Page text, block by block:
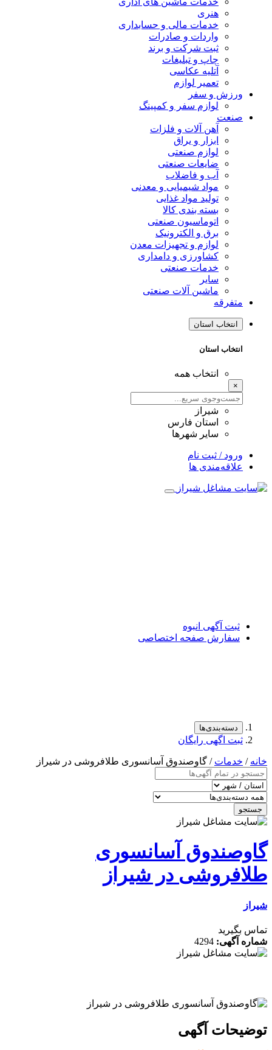
هنری
خدمات مالی و حسابداری
واردات و صادرات
ثبت شرکت و برند
چاپ و تبلیغات
آتلیه عکاسی
تعمیر لوازم
ورزش و سفر
لوازم سفر و کمپینگ
صنعت
آهن آلات و فلزات
ابزار و یراق
لوازم صنعتی
ضایعات صنعتی
آب و فاضلاب
مواد شیمیایی و معدنی
تولید مواد غذایی
بسته بندی کالا
اتوماسیون صنعتی
برق و الکترونیک
لوازم و تجهیزات معدن
کشاورزی و دامداری
خدمات صنعتی
سایر
ماشین آلات صنعتی
متفرقه
انتخاب استان
انتخاب استان
انتخاب همه
×
شیراز
استان فارس
سایر شهرها
ورود / ثبت نام
علاقه‌مندی ها
ثبت آگهی انبوه
سفارش صفحه اختصاصی
دسته‌بندی‌ها
ثبت اگهی رایگان
خانه/ خدمات/ گاوصندوق آسانسوری طلافروشی در شیراز
جستجو
گاوصندوق آسانسوری
طلافروشی در شیراز
شیراز
تماس بگیرید
شماره آگهی: 4294
توضیحات آگهی